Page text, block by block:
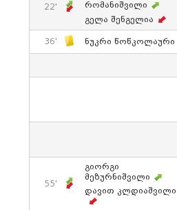
22'
Რომანიშვილი
Გელა Შენგელია
36' Ნუკრი Წოწკოლაური
55'
Გიორგი
Მეზურნიშვილი
Დავით Კლდიაშვილი